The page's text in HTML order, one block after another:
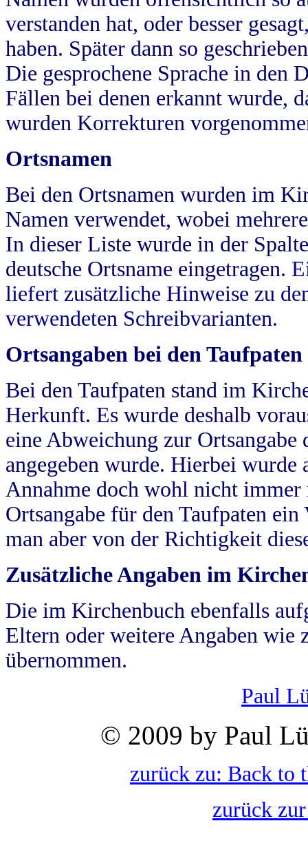
verstanden hat, oder besser
haben. Später dann so
Die gesprochene Sprache in
Fällen bei denen erkannt wurde,
wurden Korrekturen
Ortsnamen
Bei den Ortsnamen wurden im
Namen verwendet, wobei
In dieser Liste wurde in der
deutsche Ortsname eingetragen.
liefert zusätzliche Hinweise zu
verwendeten Schreibvarianten.
Ortsangaben bei den Taufpaten
Bei den Taufpaten stand im
Herkunft. Es wurde deshalb
eine Abweichung zur
angegeben wurde. Hierbei wurde
Annahme doch wohl nicht
Ortsangabe für den Taufpaten
man aber von der Richtigkeit
Zusätzliche Angaben im
Die im Kirchenbuch ebenfalls
Eltern oder weitere Angaben wie
übernommen.
Paul
© 2009 by Paul
zurück zu: Back to
zurück